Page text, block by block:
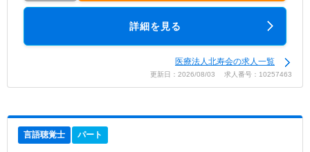
詳細を見る
医療法人北寿会の求人一覧
更新日：2026/08/03 求人番号：10257463
言語聴覚士 パート